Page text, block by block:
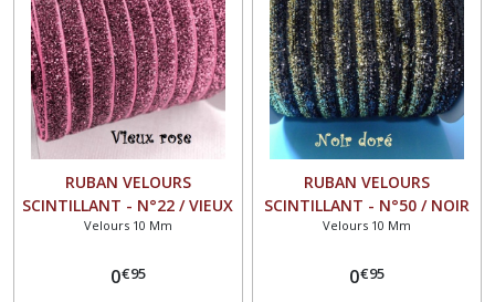
RUBAN VELOURS
SCINTILLANT - N°22 / VIEUX
ROSE ** 10 mm ** GALON
au mètre
Velours 10 Mm
0€95
RUBAN VELOURS
SCINTILLANT - N°50 / NOIR
DORÉ ** 10 mm ** GALON
au mètre
Velours 10 Mm
0€95